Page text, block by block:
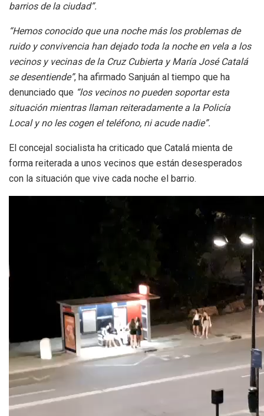
barrios de la ciudad”.
“Hemos conocido que una noche más los problemas de
ruido y convivencia han dejado toda la noche en vela a los
vecinos y vecinas de la Cruz Cubierta y María José Catalá
se desentiende”, ha afirmado Sanjuán al tiempo que ha
denunciado que “los vecinos no pueden soportar esta
situación mientras llaman reiteradamente a la Policía
Local y no les cogen el teléfono, ni acude nadie”.
El concejal socialista ha criticado que Catalá mienta de
forma reiterada a unos vecinos que están desesperados
con la situación que vive cada noche el barrio.